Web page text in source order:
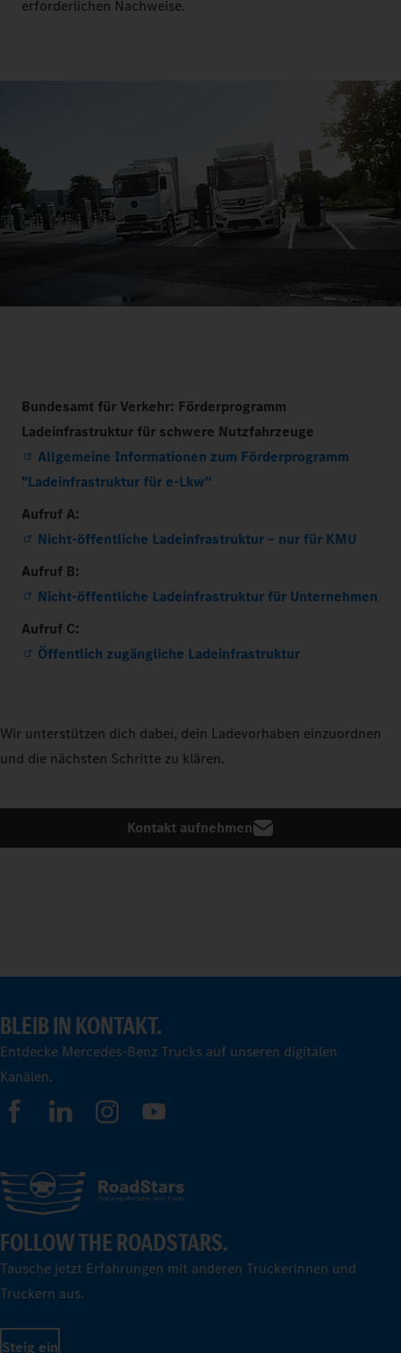
erforderlichen Nachweise.
Bundesamt für Verkehr: Förderprogramm
Ladeinfrastruktur für schwere Nutzfahrzeuge
Allgemeine Informationen zum Förderprogramm
"Ladeinfrastruktur für e-Lkw"
Aufruf A:
Nicht-öffentliche Ladeinfrastruktur – nur für KMU
Aufruf B:
Nicht-öffentliche Ladeinfrastruktur für Unternehmen
Aufruf C:
Öffentlich zugängliche Ladeinfrastruktur
Wir unterstützen dich dabei, dein Ladevorhaben einzuordnen
und die nächsten Schritte zu klären.
Kontakt aufnehmen
BLEIB IN KONTAKT.
Entdecke Mercedes-Benz Trucks auf unseren digitalen
Kanälen.
FOLLOW THE ROADSTARS.
Tausche jetzt Erfahrungen mit anderen Truckerinnen und
Truckern aus.
Steig ein